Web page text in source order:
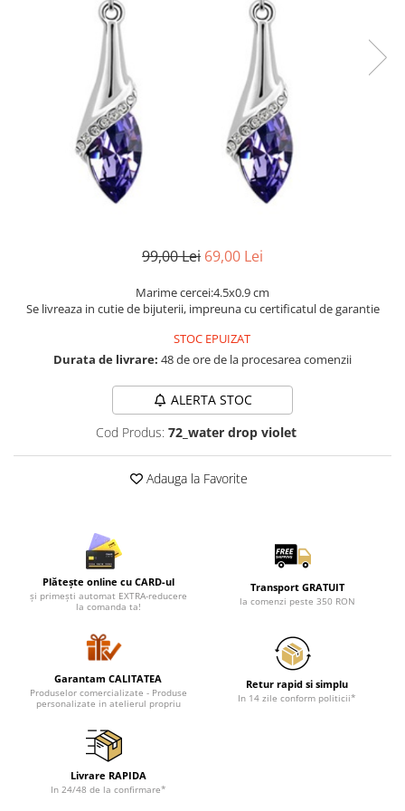
Seturi cadou barbati
Seturi cadou barbati portofel si curea
Ceasuri pentru EL
Cadouri craciun barbati
Cadouri personalizate barbati
Colectia Disney
Sticlă pentru apa Personalizată
Sepci personalizate
Seturi cadou pentru copii KID's Collection
Lenjerii de pat pentru copii
Fashion
Pijamale de barbati
Halate si capoate
Pijamale
WINTER Collection
Halate si pijamale Family
Seturi elegante femei
Umbrele
Pijamale de copii
Pijamale BIG SIZE femei
Cadouri ocazii speciale
Sepci personalizate
Bannere personalizate scoli si gradinite
Caserole personalizate sandwich
Saculeti personalizati
Sticla de apa personalizata
Agende si caiete personalizate
99,00 Lei 69,00 Lei
Marime cercei:4.5x0.9 cm
Se livreaza in cutie de bijuterii, impreuna cu certificatul de garantie
STOC EPUIZAT
Durata de livrare: 48 de ore de la procesarea comenzii
ALERTA STOC
Cod Produs: 72_water drop violet
Adauga la Favorite
Plătește online cu CARD-ul
și primești automat EXTRA-reducere
la comanda ta!
Transport GRATUIT
la comenzi peste 350 RON
Garantam CALITATEA
Produselor comercializate - Produse
personalizate in atelierul propriu
Retur rapid si simplu
In 14 zile conform politicii*
Livrare RAPIDA
In 24/48 de la confirmare*